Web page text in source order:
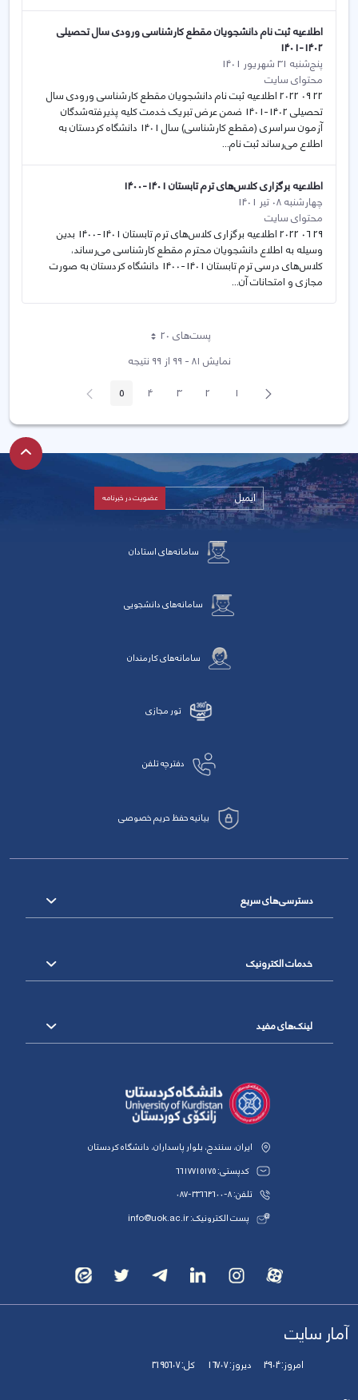
اطلاعیه ثبت نام دانشجویان مقطع کارشناسی ورودی سال تحصیلی
1402-1401
پنج‌شنبه 31 شهریور 1401
محتوای سایت
22 09 2022 اطلاعیه ثبت نام دانشجویان مقطع کارشناسی ورودی سال
تحصیلی 1402-1401 ضمن عرض تبریک خدمت کلیه پذیرفته‌شدگان
آزمون سراسری (مقطع کارشناسی) سال 1401 دانشگاه کردستان به
اطلاع می‌رساند ثبت نام...
اطلاعیه برگزاری کلاس‌های ترم تابستان 1401-1400
چهارشنبه 08 تیر 1401
محتوای سایت
29 06 2022 اطلاعیه برگزاری کلاس‌های ترم تابستان 1401-1400 بدین
وسیله به اطلاع دانشجویان محترم مقطع کارشناسی می‌رساند،
کلاس‌های درسی ترم تابستان 1401-1400 دانشگاه کردستان به صورت
مجازی و امتحانات آن...
پست‌‌های 20هر صفحه
نمایش ۸۱ - ۹۹ از ۹۹ نتیجه
پیغام
قبلی صفحه1 صفحه2 صفحه3 صفحه4 صفحه5 صفحه
بعد
سامانه‌های استادان
سامانه‌های دانشجویی
سامانه‌های کارمندان
تور مجازی
دفترچه تلفن
بیانیه حفظ حریم خصوصی
دسترسی‌های سریع
خدمات الکترونیک
لینک‌های مفید
ایران، سنندج، بلوار پاسداران، دانشگاه کردستان
کدپستی: 6617715175
تلفن: 8-33664600-087
پست الکترونیک: info@uok.ac.ir
آمار سایت
امروز:4904 دیروز:16707 کل:3195607